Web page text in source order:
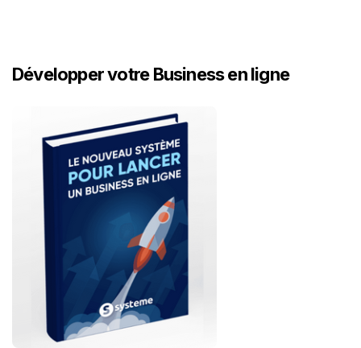
Développer votre Business en ligne